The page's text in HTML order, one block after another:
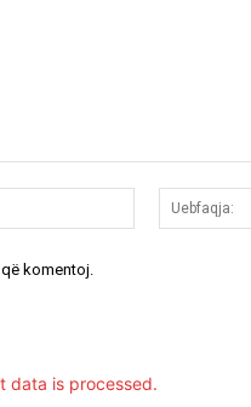
Email:*
komentoj.
data is processed.